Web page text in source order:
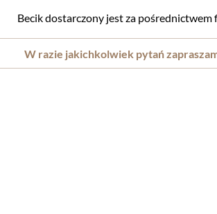
Becik dostarczony jest za
W razie jakichkolwiek pytań